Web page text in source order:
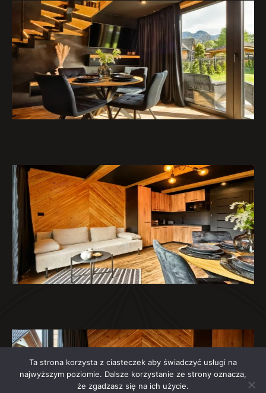
Ta strona korzysta z ciasteczek aby świadczyć usługi na
najwyższym poziomie. Dalsze korzystanie ze strony oznacza,
że zgadzasz się na ich użycie.